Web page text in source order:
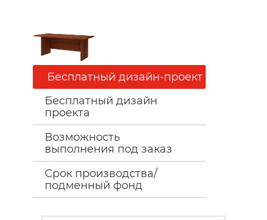
Бесплатный дизайн-проект
Бесплатный дизайн
проекта
Возможность
выполнения под заказ
Срок производства/
подменный фонд